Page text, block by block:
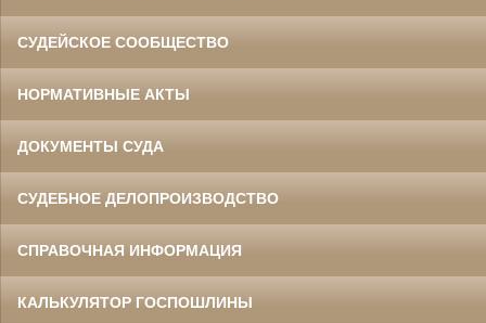
СУДЕЙСКОЕ СООБЩЕСТВО
НОРМАТИВНЫЕ АКТЫ
ДОКУМЕНТЫ СУДА
СУДЕБНОЕ ДЕЛОПРОИЗВОДСТВО
СПРАВОЧНАЯ ИНФОРМАЦИЯ
КАЛЬКУЛЯТОР ГОСПОШЛИНЫ